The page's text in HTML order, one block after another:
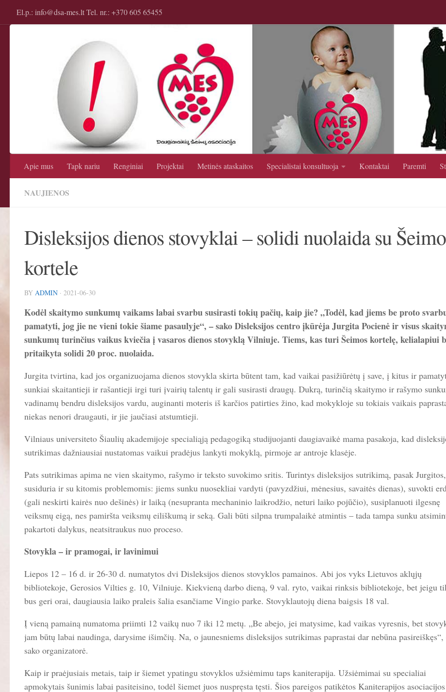
El.p.: info@dsa-mes.lt Tel. nr.: +370 605 65455
Apie mus Tapk nariu Renginiai Projektai Metinės ataskaitos Specialistai konsultuoja Kontaktai Paremti
NAUJIENOS
Disleksijos dienos stovyklai – solidi nuolaida su
kortele
BY ADMIN · 2021-06-30
Kodėl skaitymo sunkumų vaikams labai svarbu susirasti tokių pačių, kaip jie? „Todėl, kad jiems be proto
pamatyti, jog jie ne vieni tokie šiame pasaulyje“, – sako Disleksijos centro įkūrėja Jurgita Pocienė ir visus
sunkumų turinčius vaikus kviečia į vasaros dienos stovyklą Vilniuje. Tiems, kas turi Šeimos kortelę, kelialapiui
pritaikyta solidi 20 proc. nuolaida.
Jurgita tvirtina, kad jos organizuojama dienos stovykla skirta būtent tam, kad vaikai pasižiūrėtų į save, į kitus ir
sunkiai skaitantieji ir rašantieji irgi turi įvairių talentų ir gali susirasti draugų. Dukrą, turinčią skaitymo ir rašymo
vadinamų bendru disleksijos vardu, auginanti moteris iš karčios patirties žino, kad mokykloje su tokiais vaikais
niekas nenori draugauti, ir jie jaučiasi atstumtieji.
Vilniaus universiteto Šiaulių akademijoje specialiąją pedagogiką studijuojanti daugiavaikė mama pasakoja, kad
sutrikimas dažniausiai nustatomas vaikui pradėjus lankyti mokyklą, pirmoje ar antroje klasėje.
Pats sutrikimas apima ne vien skaitymo, rašymo ir teksto suvokimo sritis. Turintys disleksijos sutrikimą, pasak Jurgitos,
susiduria ir su kitomis problemomis: jiems sunku nuosekliai vardyti (pavyzdžiui, mėnesius, savaitės dienas), suvokti
(gali neskirti kairės nuo dešinės) ir laiką (nesupranta mechaninio laikrodžio, neturi laiko pojūčio), susiplanuoti ilgesnę
veiksmų eigą, nes pamiršta veiksmų eiliškumą ir seką. Gali būti silpna trumpalaikė atmintis – tada tampa sunku
pakartoti dalykus, neatsitraukus nuo proceso.
Stovykla – ir pramogai, ir lavinimui
Liepos 12 – 16 d. ir 26-30 d. numatytos dvi Disleksijos dienos stovyklos pamainos. Abi jos vyks Lietuvos aklųjų
bibliotekoje, Gerosios Vilties g. 10, Vilniuje. Kiekvieną darbo dieną, 9 val. ryto, vaikai rinksis bibliotekoje, bet jeigu
bus geri orai, daugiausia laiko praleis šalia esančiame Vingio parke. Stovyklautojų diena baigsis 18 val.
Į vieną pamainą numatoma priimti 12 vaikų nuo 7 iki 12 metų. „Be abejo, jei matysime, kad vaikas vyresnis, bet
jam būtų labai naudinga, darysime išimčių. Na, o jaunesniems disleksijos sutrikimas paprastai dar nebūna pasireiškęs“,
sako organizatorė.
Kaip ir praėjusiais metais, taip ir šiemet ypatingu stovyklos užsiėmimu taps kaniterapija. Užsiėmimai su specialiai
apmokytais šunimis labai pasiteisino, todėl šiemet juos nuspręsta tęsti. Šios pareigos patikėtos Kaniterapijos asociacijos